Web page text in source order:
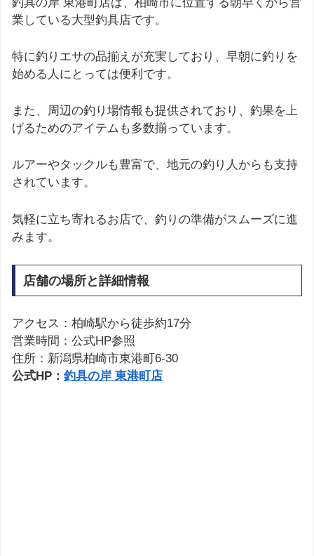
業している大型釣具店です。
特に釣りエサの品揃えが充実しており、早朝に釣りを
始める人にとっては便利です。
また、周辺の釣り場情報も提供されており、釣果を上
げるためのアイテムも多数揃っています。
ルアーやタックルも豊富で、地元の釣り人からも支持
されています。
気軽に立ち寄れるお店で、釣りの準備がスムーズに進
みます。
店舗の場所と詳細情報
アクセス：柏崎駅から徒歩約17分
営業時間：公式HP参照
住所：新潟県柏崎市東港町6-30
公式HP： 釣具の岸 東港町店